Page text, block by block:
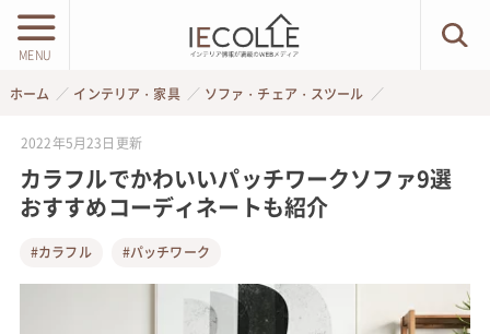
MENU
ホーム インテリア・家具 ソファ・チェア・スツール
2022年5月23日 更新
カラフルでかわいいパッチワークソファ9選
おすすめコーディネートも紹介
#カラフル #パッチワーク